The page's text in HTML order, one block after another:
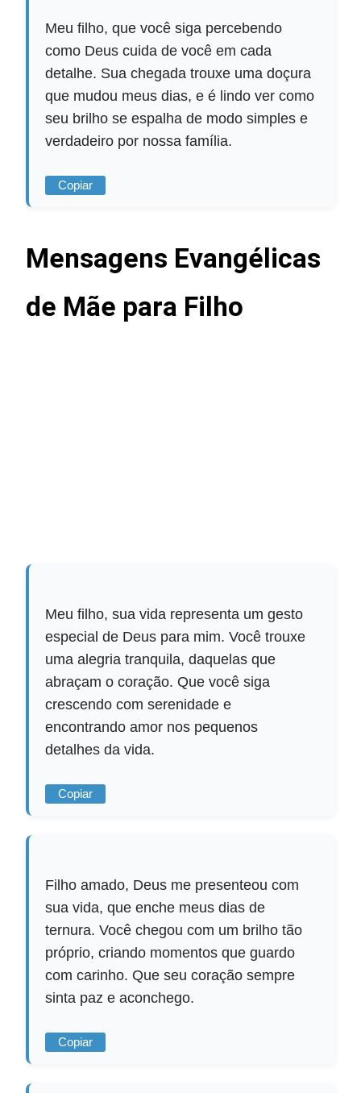
Meu filho, que você siga percebendo
como Deus cuida de você em cada
detalhe. Sua chegada trouxe uma doçura
que mudou meus dias, e é lindo ver como
seu brilho se espalha de modo simples e
verdadeiro por nossa família.
Copiar
Mensagens Evangélicas
de Mãe para Filho
Meu filho, sua vida representa um gesto
especial de Deus para mim. Você trouxe
uma alegria tranquila, daquelas que
abraçam o coração. Que você siga
crescendo com serenidade e
encontrando amor nos pequenos
detalhes da vida.
Copiar
Filho amado, Deus me presenteou com
sua vida, que enche meus dias de
ternura. Você chegou com um brilho tão
próprio, criando momentos que guardo
com carinho. Que seu coração sempre
sinta paz e aconchego.
Copiar